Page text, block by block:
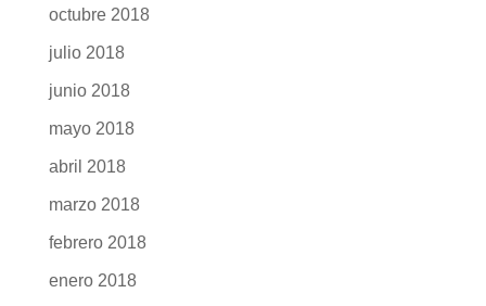
octubre 2018
julio 2018
junio 2018
mayo 2018
abril 2018
marzo 2018
febrero 2018
enero 2018